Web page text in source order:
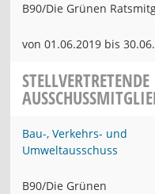
B90/Die Grünen
von 01.06.2019 bis
STELLVERTRETENDE
Bau-, Verkehrs- und
Umweltausschuss
B90/Die Grünen